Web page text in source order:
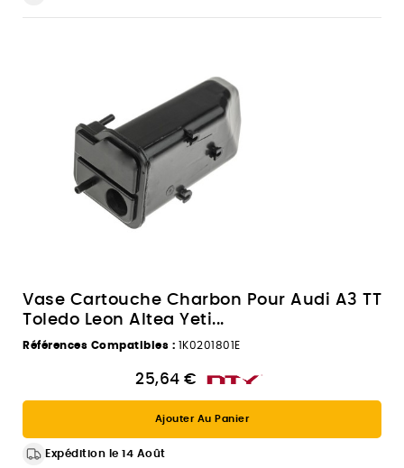
Vase Cartouche Charbon Pour Audi A3 TT
Toledo Leon Altea Yeti...
Références Compatibles : 1K0201801E
25,64 €
Ajouter Au Panier
Expédition le 14 Août